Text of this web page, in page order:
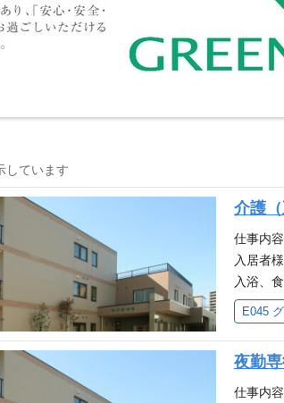
しています
介護
仕事内
入居者
入浴、
スタッ
付随す
～3名(1
介護職
方 ※無
E045
夜勤
仕事内